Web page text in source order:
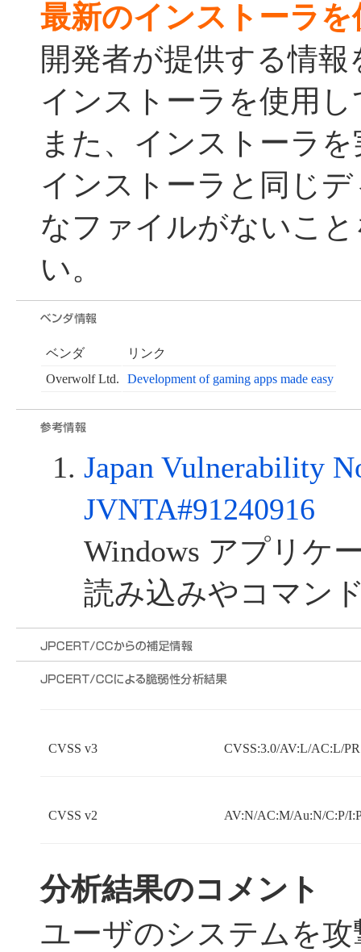
最新のインストーラを
開発者が提供する情
インストーラを使用
また、インストーラ
インストーラと同じ
なファイルがないこ
い。
ベンダ
リンク
Overwolf Ltd.
Development of gaming apps made easy
Japan Vulnerability
JVNTA#91240916
Windows アプリケ
読み込みやコマン
CVSS v3 CVSS:3.0/AV:L/AC:L/
CVSS v2 AV:N/AC:M/Au:N/C:P/
分析結果のコメント
ユーザのシステムを